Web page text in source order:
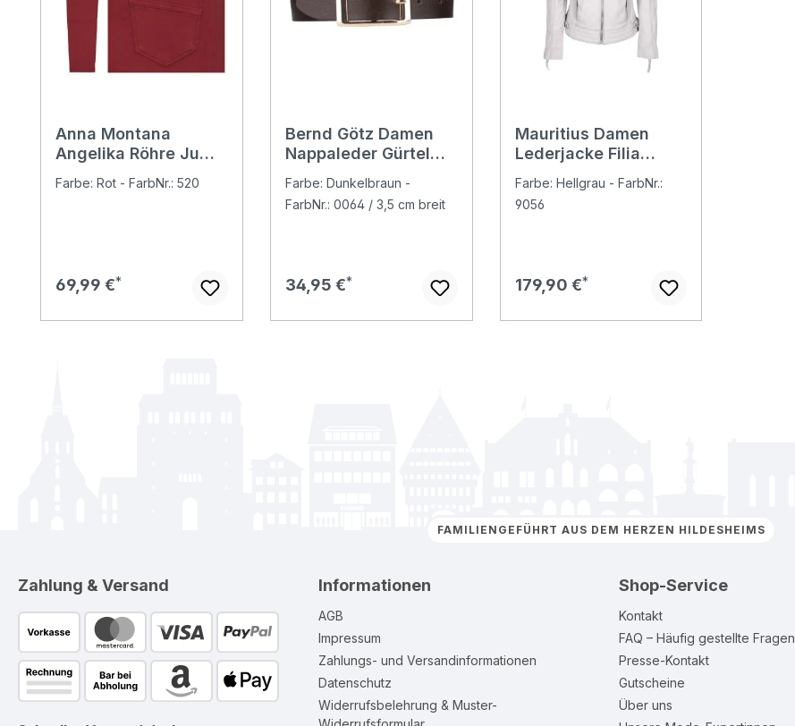
Anna Montana
Angelika Röhre Jump
Farbe: Rot - FarbNr.: 520
Regulärer Preis:
69,99 €
Bernd Götz Damen
Nappaleder Gürtel
Farbe: Dunkelbraun -
FarbNr.: 0064 / 3,5 cm breit
Regulärer Preis:
34,95 €
Mauritius Damen
Lederjacke Filia
Farbe: Hellgrau - FarbNr.:
9056
Regulärer Preis:
179,90 €
FAMILIENGEFÜHRT AUS DEM HERZEN HILDESHEIMS
Zahlung & Versand Informationen
AGB
Impressum
Zahlungs- und Versandinformationen
Datenschutz
Widerrufsbelehrung & Muster-
Shop-Service
Kontakt
FAQ – Häufig gestellte Fragen
Presse-Kontakt
Gutscheine
Über uns